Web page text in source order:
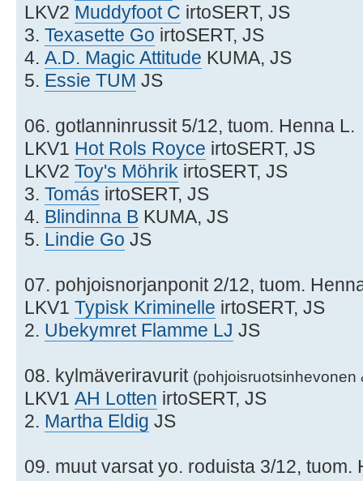
LKV2 Muddyfoot C irtoSERT, JS
3. Texasette Go irtoSERT, JS
4. A.D. Magic Attitude KUMA, JS
5. Essie TUM JS
06. gotlanninrussit 5/12, tuom. Henna L.
LKV1 Hot Rols Royce irtoSERT, JS
LKV2 Toy's Möhrik irtoSERT, JS
3. Tomás irtoSERT, JS
4. Blindinna B KUMA, JS
5. Lindie Go JS
07. pohjoisnorjanponit 2/12, tuom.
LKV1 Typisk Kriminelle irtoSERT, JS
2. Ubekymret Flamme LJ JS
08. kylmäveriravurit (pohjoisruotsinhevonen
LKV1 AH Lotten irtoSERT, JS
2. Martha Eldig JS
09. muut varsat yo. roduista 3/12, tuom.